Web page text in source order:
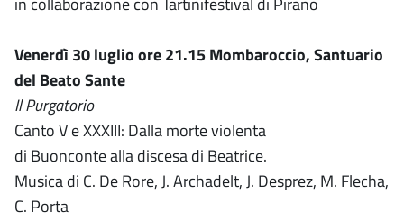
Venerdì 30 luglio ore 21.15 Mombaroccio, Santuario
del Beato Sante
Il Purgatorio
Canto V e XXXIII: Dalla morte violenta
di Buonconte alla discesa di Beatrice.
Musica di C. De Rore, J. Archadelt, J. Desprez, M. Flecha,
C. Porta